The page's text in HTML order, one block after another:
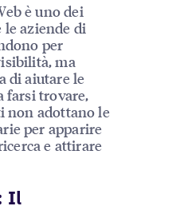
è uno dei
aziende di
per
ma
di aiutare le
farsi trovare,
non adottano le
per apparire
e attirare
Il